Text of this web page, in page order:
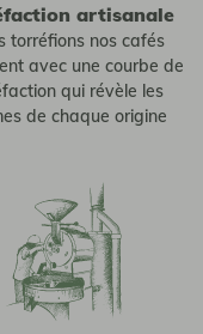
artisanale
torréfions nos cafés
avec une courbe de
qui révèle les
de chaque origine